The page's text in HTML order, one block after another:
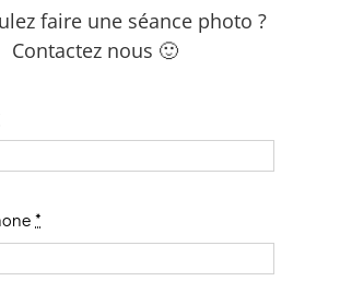
faire une séance photo ?
Contactez nous 🙂
*